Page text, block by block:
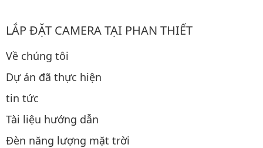
LẮP ĐẶT CAMERA TẠI PHAN THIẾT
Về chúng tôi
Dự án đã thực hiện
tin tức
Tài liệu hướng dẫn
Đèn năng lượng mặt trời